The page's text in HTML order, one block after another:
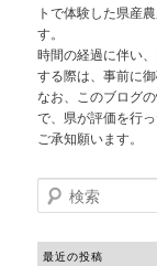
トで体験した県産
す。
時間の経過に伴い
する際は、事前に
なお、このブログ
で、県が評価を行
ご承知願います。
検索
最近の投稿